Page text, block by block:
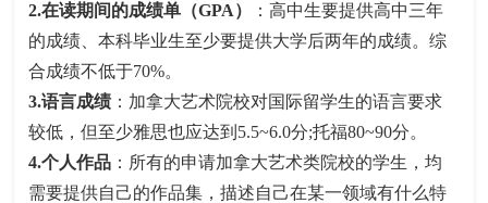
2.在读期间的成绩单（GPA）
：高中生要提供高中三年
的成绩、本科毕业生至少要提供大学后两年的成绩。综
合成绩不低于70%。
3.语言成绩：加拿大艺术院校对国际留学生的语言要求
较低，但至少雅思也应达到5.5~6.0分;托福80~90分。
4.个人作品 ：所有的申请加拿大艺术类院校的学生，均
需要提供自己的作品集，描述自己在某一领域有什么特